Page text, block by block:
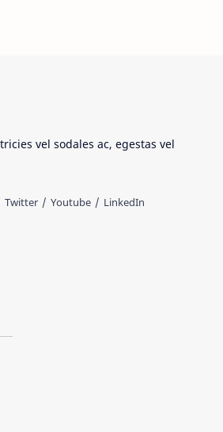
Wisata Indonesia
vel sodales ac, egestas vel